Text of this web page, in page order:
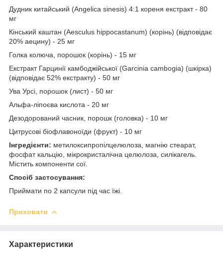
Дудник китайський (Angelica sinesis) 4:1 кореня екстракт - 80
мг
Кінський каштан (Aesculus hippocastanum) (корінь) (відповідає
20% аецину) - 25 мг
Голка колюча, порошок (корінь) - 15 мг
Екстракт Гарцинії камбоджійської (Garcinia cambogia) (шкірка)
(відповідає 52% екстракту) - 50 мг
Ува Урсі, порошок (лист) - 50 мг
Альфа-ліпоєва кислота - 20 мг
Дезодорований часник, порошк (головка) - 10 мг
Цитрусові біофлавоноїди (фрукт) - 10 мг
Інгредієнти: метилоксипропілцелюлоза, магнію стеарат,
фосфат кальцію, мікрокристалічна целюлоза, силікагель.
Містить компоненти сої.
Спосіб застосування:
Приймати по 2 капсули під час їжі.
Приховати
Характеристики